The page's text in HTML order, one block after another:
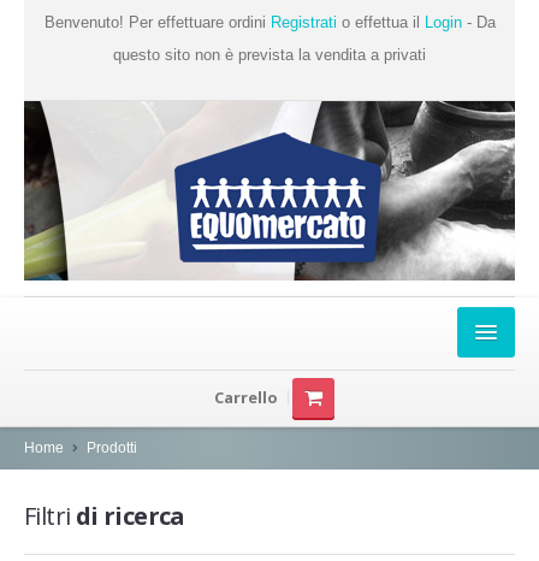
Benvenuto! Per effettuare ordini Registrati o effettua il Login- Da
questo sito non è prevista la vendita a privati
Chi Siamo
Prodotti
Produttori
Carrello
Home Prodotti
Filtri di ricerca